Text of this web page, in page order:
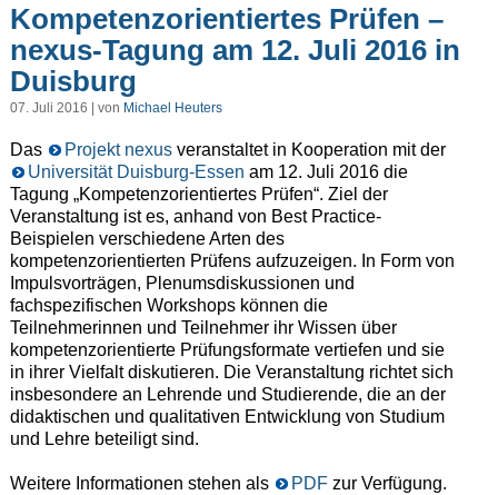
Kompetenzorientiertes Prüfen –
nexus-Tagung am 12. Juli 2016 in
Duisburg
07. Juli 2016 | von Michael Heuters
Das Projekt nexusveranstaltet in Kooperation mit der
Universität Duisburg-Essen am 12. Juli 2016 die
Tagung „Kompetenzorientiertes Prüfen“. Ziel der
Veranstaltung ist es, anhand von Best Practice-
Beispielen verschiedene Arten des
kompetenzorientierten Prüfens aufzuzeigen. In Form von
Impulsvorträgen, Plenumsdiskussionen und
fachspezifischen Workshops können die
Teilnehmerinnen und Teilnehmer ihr Wissen über
kompetenzorientierte Prüfungsformate vertiefen und sie
in ihrer Vielfalt diskutieren. Die Veranstaltung richtet sich
insbesondere an Lehrende und Studierende, die an der
didaktischen und qualitativen Entwicklung von Studium
und Lehre beteiligt sind.
Weitere Informationen stehen als PDF zur Verfügung.